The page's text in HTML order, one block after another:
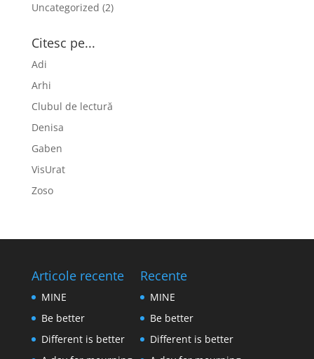
Uncategorized (2)
Citesc pe...
Adi
Arhi
Clubul de lectură
Denisa
Gaben
VisUrat
Zoso
Articole recente
MINE
Be better
Different is better
Recente
MINE
Be better
Different is better